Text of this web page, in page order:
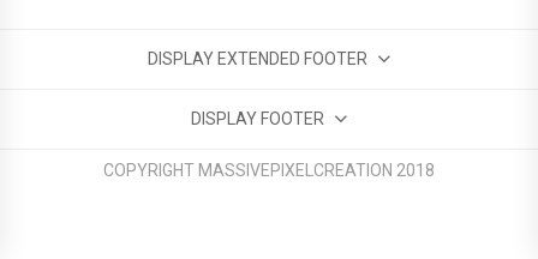
DISPLAY EXTENDED FOOTER
DISPLAY FOOTER
COPYRIGHT MASSIVEPIXELCREATION 2018